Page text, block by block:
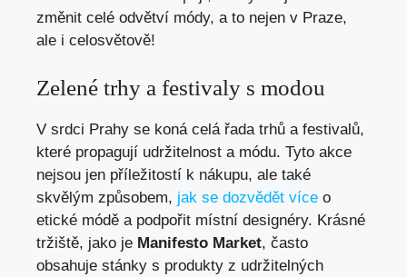
změnit celé odvětví módy, a to nejen v Praze,
ale i celosvětově!
Zelené trhy a festivaly s modou
V srdci Prahy se koná celá řada trhů a festivalů,
které propagují udržitelnost a módu. Tyto akce
nejsou jen příležitostí k nákupu, ale také
skvělým způsobem, jak se dozvědět více o
etické módě a podpořit místní designéry. Krásné
tržiště, jako je Manifesto Market, často
obsahuje stánky s produkty z udržitelných